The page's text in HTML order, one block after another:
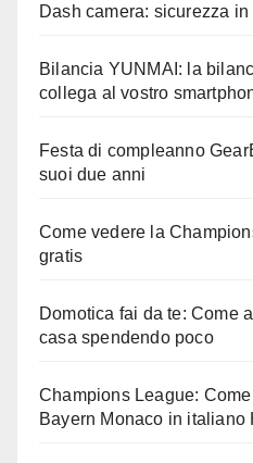
Dash camera: sicurezza
Bilancia YUNMAI: la
collega al vostro
Festa di compleanno
suoi due anni
Come vedere la
gratis
Domotica fai da te: Come
casa spendendo poco
Champions League:
Bayern Monaco in italiano